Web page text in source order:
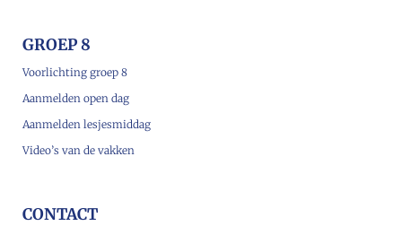
GROEP 8
Voorlichting groep 8
Aanmelden open dag
Aanmelden lesjesmiddag
Video’s van de vakken
CONTACT